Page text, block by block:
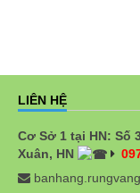
LIÊN HỆ
Cơ Sở 1 tại HN: Số
Xuân, HN